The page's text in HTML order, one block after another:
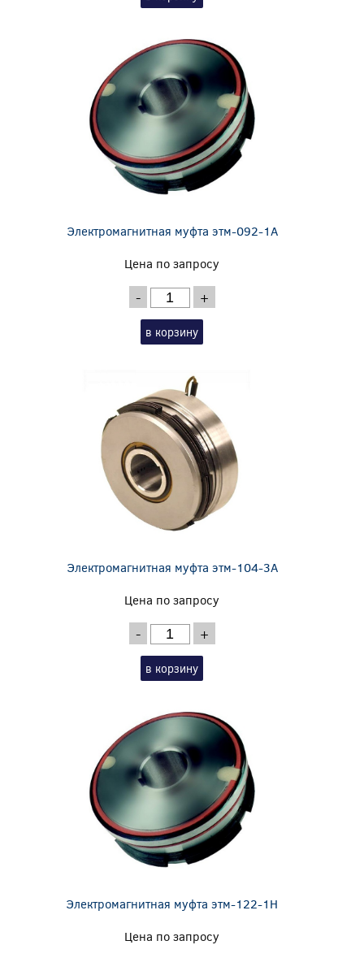
Электромагнитная муфта этм-092-1А
Цена по запросу
- +
в корзину
Электромагнитная муфта этм-104-3А
Цена по запросу
- +
в корзину
Электромагнитная муфта этм-122-1Н
Цена по запросу